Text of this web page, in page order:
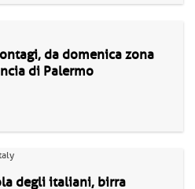
da domenica zona
di Palermo
degli italiani, birra